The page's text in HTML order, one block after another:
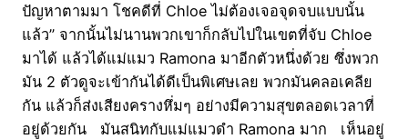
ปัญหาตามมา โชคดีที่ Chloe ไม่ต้องเจอจุดจบแบบนั้น
แล้ว” จากนั้นไม่นานพวกเขาก็กลับไปในเขตที่จับ Chloe
มาได้ แล้วได้แม่แมว Ramona มาอีกตัวหนึ่งด้วย ซึ่งพวก
มัน 2 ตัวดูจะเข้ากันได้ดีเป็นพิเศษเลย พวกมันคลอเคลีย
กัน แล้วก็ส่งเสียงครางหึ่มๆ อย่างมีความสุขตลอดเวลาที่
อยู่ด้วยกัน มันสนิทกับแม่แมวดำ Ramona มาก เห็นอยู่